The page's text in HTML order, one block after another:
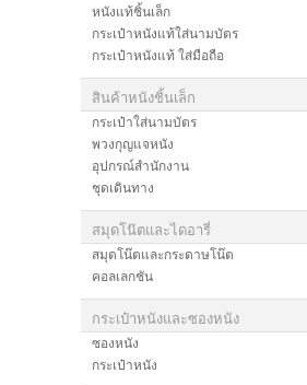
หนังแท้ชิ้นเล็ก
กระเป๋าหนังแท้ใส่นามบัตร
กระเป๋าหนังแท้ ใส่มือถือ
สินค้าหนังชิ้นเล็ก
กระเป๋าใส่นามบัตร
พวงกุญแจหนัง
อุปกรณ์สำนักงาน
ชุดเดินทาง
สมุดโน๊ตและไดอารี่
สมุดโน๊ตและกระดาษโน๊ต
คอลเลกชัน
กระเป๋าหนังและซองหนัง
ซองหนัง
กระเป๋าหนัง